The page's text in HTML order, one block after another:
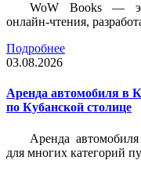
WoW Books —
онлайн-чтения,
Подробнее
03.08.2026
Аренда автомобиля в
по Кубанской столице
Аренда
для многих категорий